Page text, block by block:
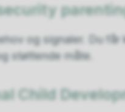
og signaler. Du får
støttende måte.
Child